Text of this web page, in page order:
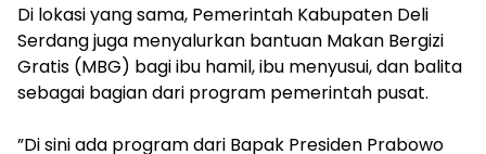
‎Di lokasi yang sama, Pemerintah Kabupaten Deli
Serdang juga menyalurkan bantuan Makan Bergizi
Gratis (MBG) bagi ibu hamil, ibu menyusui, dan balita
sebagai bagian dari program pemerintah pusat.
‎”Di sini ada program dari Bapak Presiden Prabowo